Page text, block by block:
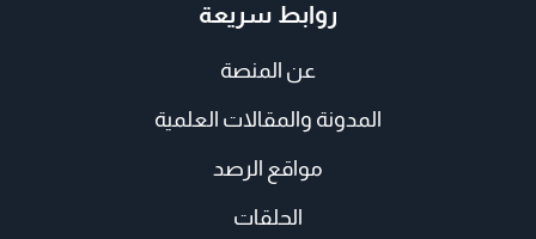
روابط سريعة
عن المنصة
المدونة والمقالات العلمية
مواقع الرصد
الحلقات